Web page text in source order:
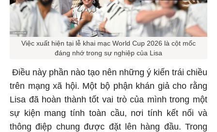
Việc xuất hiện tại lễ khai mạc World Cup 2026 là cột mốc
đáng nhớ trong sự nghiệp của Lisa
Điều này phần nào tạo nên những ý kiến trái chiều
trên mạng xã hội. Một bộ phận khán giả cho rằng
Lisa đã hoàn thành tốt vai trò của mình trong một
sự kiện mang tính toàn cầu, nơi tính kết nối và
thông điệp chung được đặt lên hàng đầu. Trong